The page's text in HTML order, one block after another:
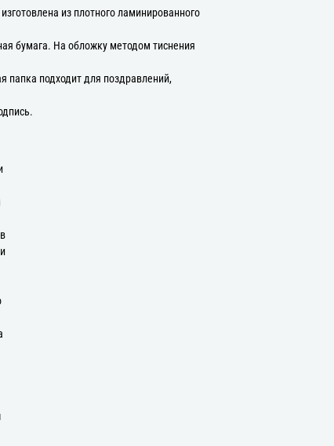
из плотного ламинированного
бумага. На обложку методом тиснения
папка подходит для поздравлений,